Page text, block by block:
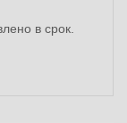
в срок.